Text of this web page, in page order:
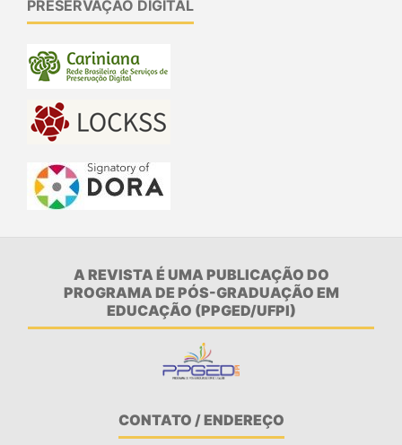
PRESERVAÇÃO DIGITAL
A REVISTA É UMA PUBLICAÇÃO DO
PROGRAMA DE PÓS-GRADUAÇÃO EM
EDUCAÇÃO (PPGED/UFPI)
CONTATO / ENDEREÇO